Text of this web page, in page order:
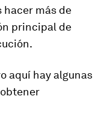
hacer más de
principal de
aquí hay algunas